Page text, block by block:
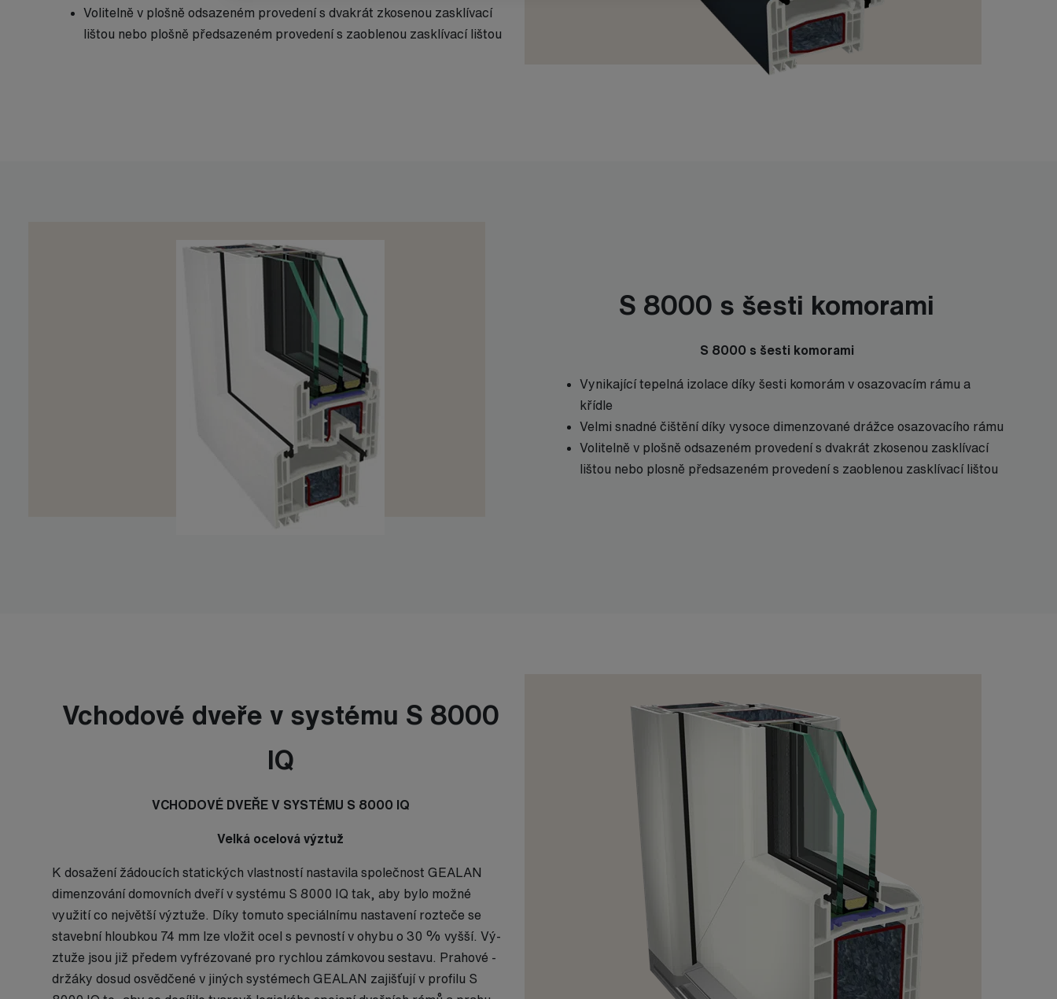
Volitelně v plošně odsazeném provedení s dvakrát zkosenou zasklívací
lištou nebo plošně předsazeném provedení s zaoblenou zasklívací lištou
S 8000 s šesti komorami
S 8000 s šesti komorami
Vynikající tepelná izolace díky šesti komorám v osazovacím rámu a
křídle
Velmi snadné čištění díky vysoce dimenzované drážce osazovacího rámu
Volitelně v plošně odsazeném provedení s dvakrát zkosenou zasklívací
lištou nebo plosně předsazeném provedení s zaoblenou zasklívací lištou
Vchodové dveře v systému S 8000
IQ
VCHODOVÉ DVEŘE V SYSTÉMU S 8000 IQ
Velká ocelová výztuž
K dosažení žádoucích statických vlastností nastavila společnost GEALAN
dimenzování domovních dveří v systému S 8000 IQ tak, aby bylo možné
využití co největší výztuže. Díky tomuto speciálnímu nastavení rozteče se
stavební hloubkou 74 mm lze vložit ocel s pevností v ohybu o 30 % vyšší. Vý­
ztuže jsou již předem vyfrézované pro rychlou zámkovou­ sestavu. Prahové ­
držáky dosud osvědčené v jiných systémech GEALAN zajišťují v profilu S